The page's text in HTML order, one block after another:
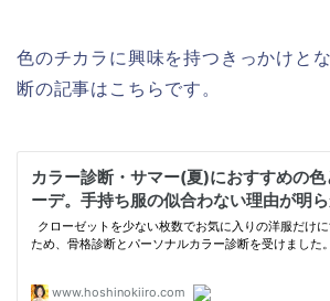
色のチカラに興味を持つきっかけと
断の記事はこちらです。